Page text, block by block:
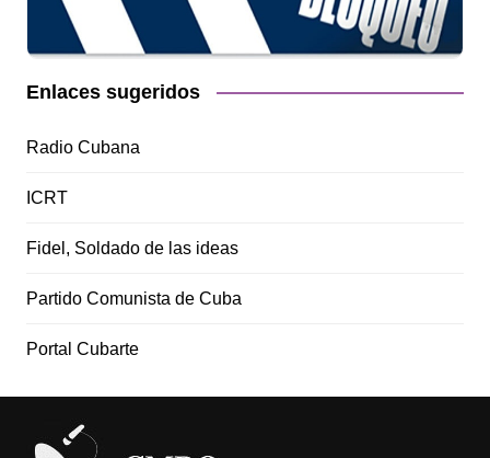
Enlaces sugeridos
Radio Cubana
ICRT
Fidel, Soldado de las ideas
Partido Comunista de Cuba
Portal Cubarte